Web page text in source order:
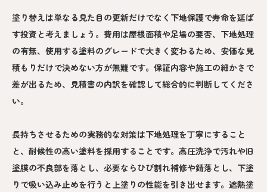
塗り替えは単なる見た目の更新だけでなく下地保護で寿命を延ば
す投資と考えましょう。費用は屋根面積や足場の要否、下地処理
の有無、使用する塗料のグレードで大きく変わるため、安価な見
積もりだけで決めない方が無難です。保証内容や施工の細かさで
差が出るため、見積書の内訳を確認して総合的に判断してくださ
い。
長持ちさせるための実務的な対策は下地処理を丁寧にすること
と、耐候性の高い塗料を採用することです。高圧洗浄で汚れや旧
塗膜の不良部を落とし、必要ならひび割れ補修や錆落とし、下塗
りで吸い込み止めを行うと上塗りの性能を引き出せます。遮熱塗